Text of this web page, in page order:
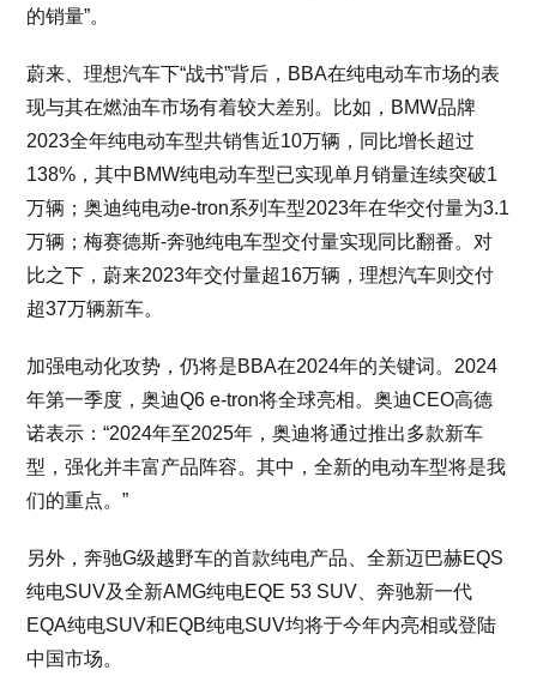
的销量”。
蔚来、理想汽车下“战书”背后，BBA在纯电动车市场的表
现与其在燃油车市场有着较大差别。比如，BMW品牌
2023全年纯电动车型共销售近10万辆，同比增长超过
138%，其中BMW纯电动车型已实现单月销量连续突破1
万辆；奥迪纯电动e-tron系列车型2023年在华交付量为3.1
万辆；梅赛德斯-奔驰纯电车型交付量实现同比翻番。对
比之下，蔚来2023年交付量超16万辆，理想汽车则交付
超37万辆新车。
加强电动化攻势，仍将是BBA在2024年的关键词。2024
年第一季度，奥迪Q6 e-tron将全球亮相。奥迪CEO高德
诺表示：“2024年至2025年，奥迪将通过推出多款新车
型，强化并丰富产品阵容。其中，全新的电动车型将是我
们的重点。”
另外，奔驰G级越野车的首款纯电产品、全新迈巴赫EQS
纯电SUV及全新AMG纯电EQE 53 SUV、奔驰新一代
EQA纯电SUV和EQB纯电SUV均将于今年内亮相或登陆
中国市场。